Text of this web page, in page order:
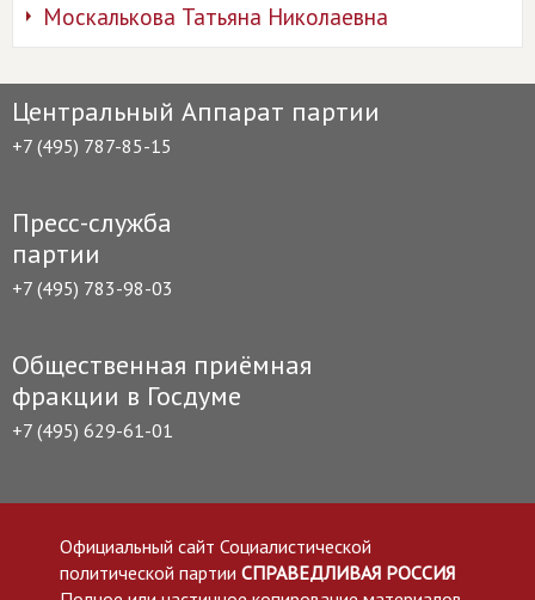
Москалькова Татьяна Николаевна
Центральный Аппарат партии
+7 (495) 787-85-15
Пресс-служба
партии
+7 (495) 783-98-03
Общественная приёмная
фракции в Госдуме
+7 (495) 629-61-01
Официальный сайт Социалистической
политической партии СПРАВЕДЛИВАЯ РОССИЯ